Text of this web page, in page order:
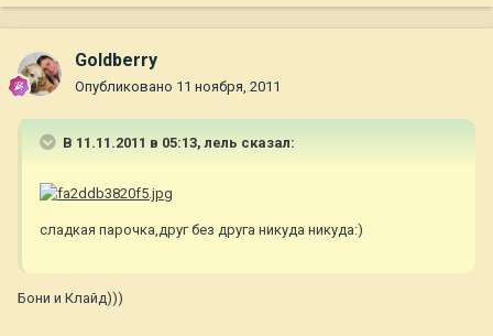
Goldberry
Опубликовано 11 ноября, 2011
В 11.11.2011 в 05:13, лель сказал:
сладкая парочка,друг без друга никуда никуда:)
Бони и Клайд)))